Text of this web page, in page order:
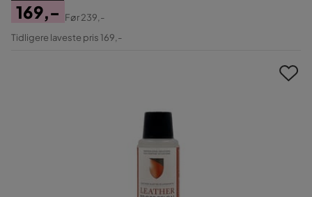
Pris
169,-
Original
Før239,-
Tidligere laveste pris 169,-